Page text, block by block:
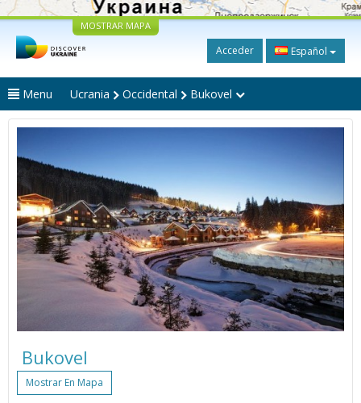
MOSTRAR MAPA
Acceder Español
Menu Ucrania Occidental Bukovel
Bukovel
Mostrar En Mapa